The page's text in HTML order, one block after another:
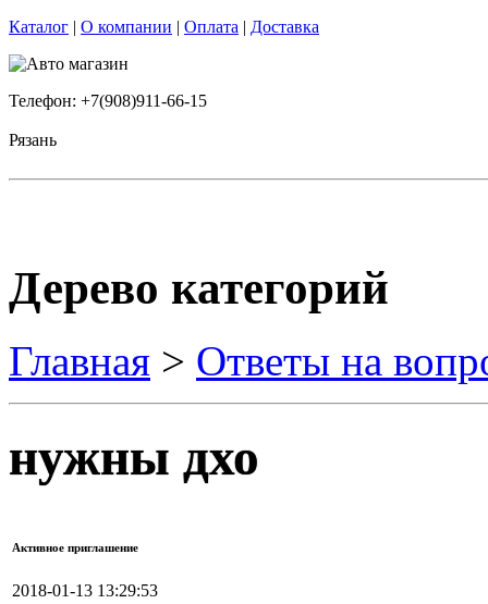
Каталог | О компании | Оплата | Доставка
Телефон: +7(908)911-66-15
Рязань
Дерево категорий
Главная > Ответы на
нужны дхо
Активное приглашение
2018-01-13 13:29:53